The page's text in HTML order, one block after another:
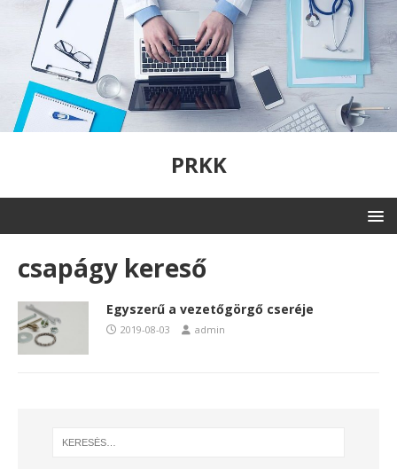
PRKK
csapágy kereső
Egyszerű a vezetőgörgő cseréje
2019-08-03 admin